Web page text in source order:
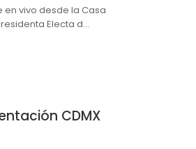
vivo desde la Casa
Electa d…
CDMX